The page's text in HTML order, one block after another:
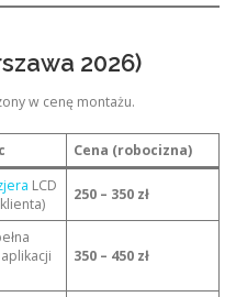
2026)
w cenę montażu.
Cena (robocizna)
LCD
250 – 350 zł
350 – 450 zł